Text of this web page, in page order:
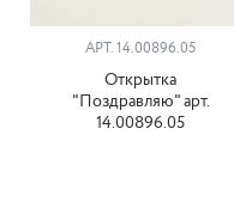
АРТ. 14.00896.05
Открытка
"Поздравляю" арт.
14.00896.05